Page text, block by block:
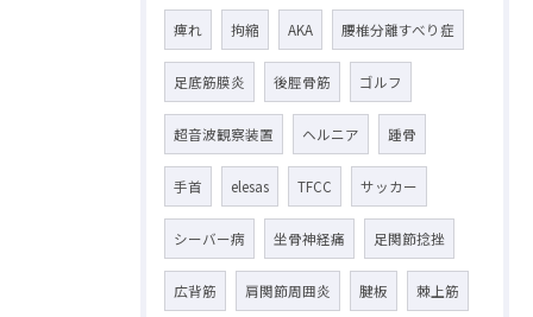
痺れ 拘縮 AKA 腰椎分離すべり症
足底筋膜炎 後脛骨筋 ゴルフ
超音波観察装置 ヘルニア 踵骨
手首 elesas TFCC サッカー
シーバー病 坐骨神経痛 足関節捻挫
広背筋 肩関節周囲炎 腱板 棘上筋